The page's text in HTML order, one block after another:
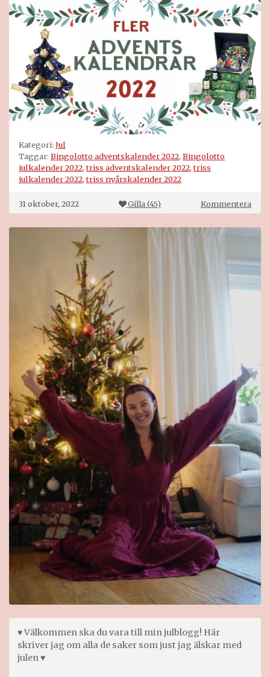
Kategori: Jul
Taggar: Bingolotto adventskalender 2022, Bingolotto
julkalender 2022,triss adventskalender 2022,triss
julkalender 2022,triss nyårskalender 2022
31 oktober, 2022 Gilla (45) Kommenterapå
Triss
♥ Välkommen ska du vara till min julblogg! Här
skriver jag om alla de saker som just jag älskar med
julen ♥